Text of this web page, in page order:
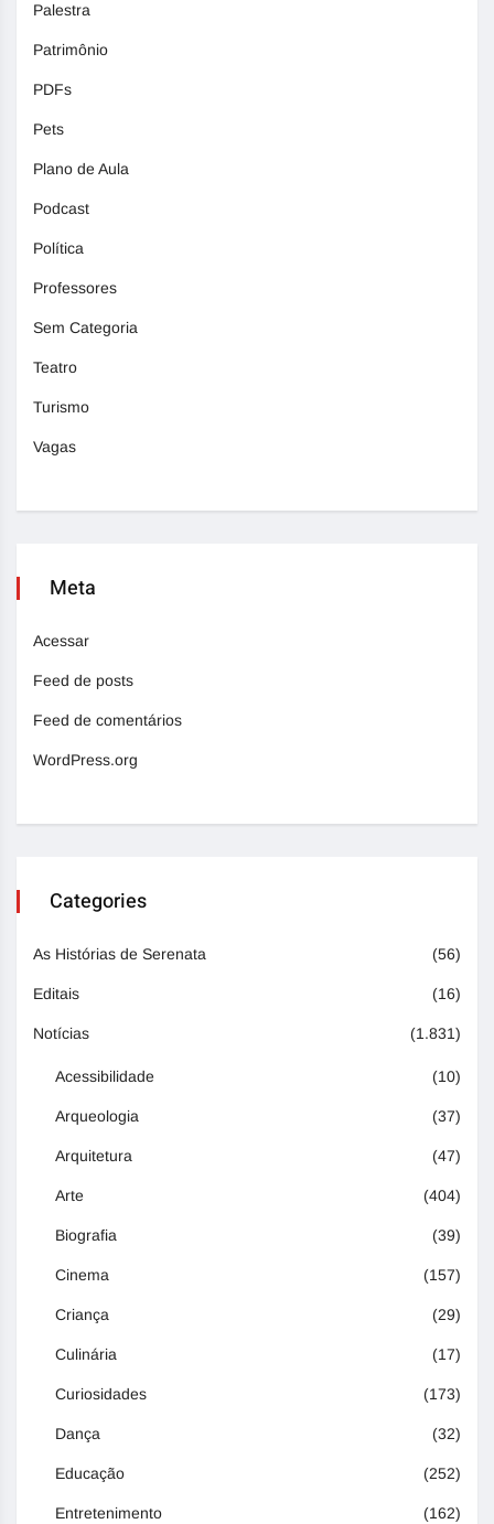
Palestra
Patrimônio
PDFs
Pets
Plano de Aula
Podcast
Política
Professores
Sem Categoria
Teatro
Turismo
Vagas
Meta
Acessar
Feed de posts
Feed de comentários
WordPress.org
Categories
As Histórias de Serenata (56)
Editais (16)
Notícias (1.831)
Acessibilidade (10)
Arqueologia (37)
Arquitetura (47)
Arte (404)
Biografia (39)
Cinema (157)
Criança (29)
Culinária (17)
Curiosidades (173)
Dança (32)
Educação (252)
Entretenimento (162)